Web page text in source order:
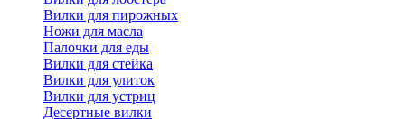
Вилки для пирожных
Ножи для масла
Палочки для еды
Вилки для стейка
Вилки для улиток
Вилки для устриц
Десертные вилки